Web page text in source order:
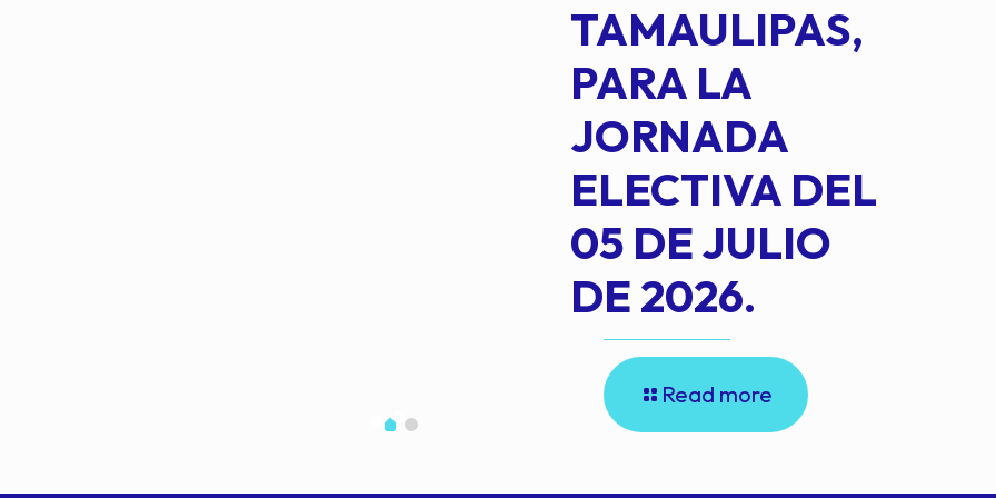
TAMAULIPAS,
PARA LA
JORNADA
ELECTIVA DEL
05 DE JULIO
DE 2026.
Read more